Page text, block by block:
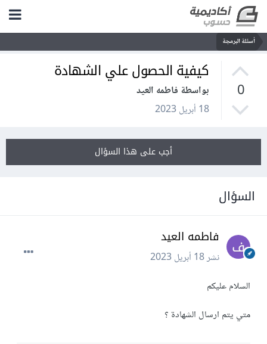
أسئلة البرمجة
0
كيفية الحصول علي الشهادة
بواسطة فاطمه العيد
18 أبريل 2023
أجب على هذا السؤال
السؤال
فاطمه العيد
نشر18 أبريل 2023
السلام عليكم
متي يتم ارسال الشهادة ؟